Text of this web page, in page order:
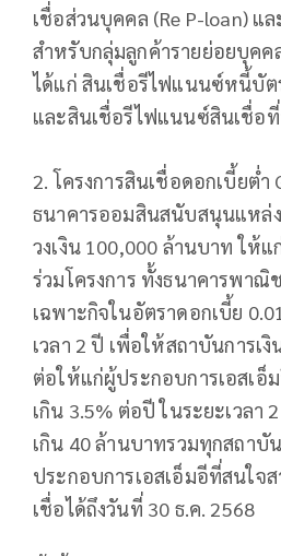
เชื่อส่วนบุคคล (Re P-loan) แ
สำหรับกลุ่มลูกค้ารายย่อยบุคค
ได้แก่ สินเชื่อรีไฟแนนซ์หนี้บัต
และสินเชื่อรีไฟแนนซ์สินเชื่อที่
2. โครงการสินเชื่อดอกเบี้ยต่ำ
ธนาคารออมสินสนับสนุนแหล่
วงเงิน 100,000 ล้านบาท ให้แ
ร่วมโครงการ ทั้งธนาคารพาณิ
เฉพาะกิจในอัตราดอกเบี้ย
เวลา 2 ปี เพื่อให้สถาบันการเ
ต่อให้แก่ผู้ประกอบการเอสเอ็
เกิน 3.5% ต่อปี ในระยะเวลา
เกิน 40 ล้านบาทรวมทุกสถาบั
ประกอบการเอสเอ็มอีที่สนใจ
เชื่อได้ถึงวันที่ 30 ธ.ค. 2568